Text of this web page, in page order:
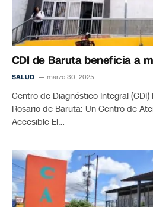
CDI de Baruta beneficia a
SALUD marzo 30, 2025
Centro de Diagnóstico Integral
Rosario de Baruta: Un Centro de
Accesible El…